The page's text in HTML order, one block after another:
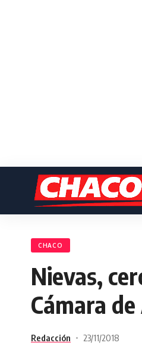
CHACO
Nievas,
Cámara
Redacción 23/11/2018